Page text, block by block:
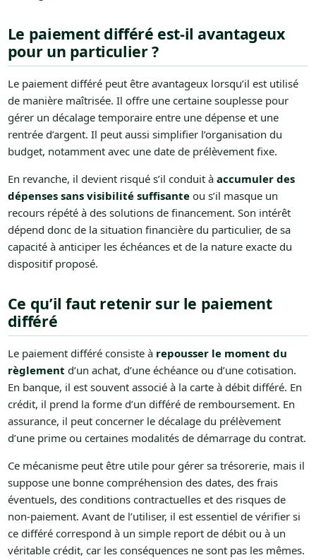
Le paiement différé est-il avantageux
pour un particulier ?
Le paiement différé peut être avantageux lorsqu’il est utilisé
de manière maîtrisée. Il offre une certaine souplesse pour
gérer un décalage temporaire entre une dépense et une
rentrée d’argent. Il peut aussi simplifier l’organisation du
budget, notamment avec une date de prélèvement fixe.
En revanche, il devient risqué s’il conduit à accumuler des
dépenses sans visibilité suffisanteou s’il masque un
recours répété à des solutions de financement. Son intérêt
dépend donc de la situation financière du particulier, de sa
capacité à anticiper les échéances et de la nature exacte du
dispositif proposé.
Ce qu’il faut retenir sur le paiement
différé
Le paiement différé consiste à repousser le moment du
règlement d’un achat, d’une échéance ou d’une cotisation.
En banque, il est souvent associé à la carte à débit différé. En
crédit, il prend la forme d’un différé de remboursement. En
assurance, il peut concerner le décalage du prélèvement
d’une prime ou certaines modalités de démarrage du contrat.
Ce mécanisme peut être utile pour gérer sa trésorerie, mais il
suppose une bonne compréhension des dates, des frais
éventuels, des conditions contractuelles et des risques de
non-paiement. Avant de l’utiliser, il est essentiel de vérifier si
ce différé correspond à un simple report de débit ou à un
véritable crédit, car les conséquences ne sont pas les mêmes.